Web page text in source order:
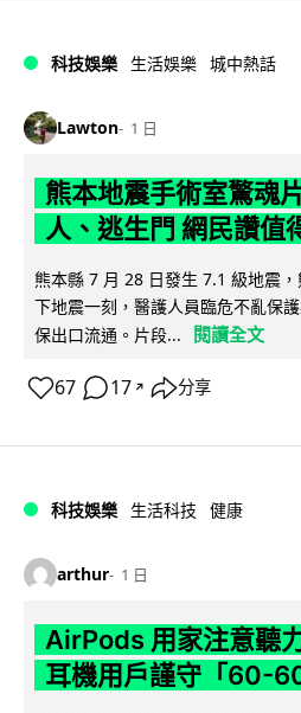
科技娛樂 生活娛樂 城中熱話
Lawton 1 日
熊本地震手術室驚魂
人、逃生門 網民讚值
熊本縣 7 月 28 日發生 7.1 級地震
下地震一刻，醫護人員臨危不亂保
保出口流通。片段...
閱讀全文
67 17 ↗ 分享
科技娛樂 生活科技 健康
arthur 1 日
AirPods 用家注意聽
耳機用戶謹守「60-